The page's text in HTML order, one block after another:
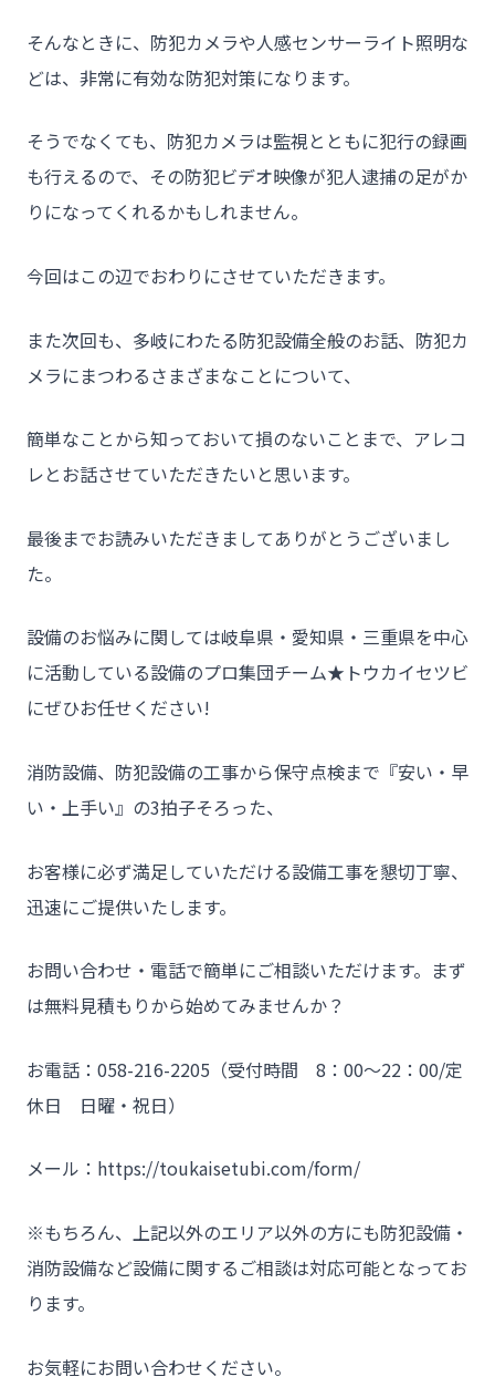
そんなときに、防犯カメラや人感センサーライト照明な
どは、非常に有効な防犯対策になります。
そうでなくても、防犯カメラは監視とともに犯行の録画
も行えるので、その防犯ビデオ映像が犯人逮捕の足がか
りになってくれるかもしれません。
今回はこの辺でおわりにさせていただきます。
また次回も、多岐にわたる防犯設備全般のお話、防犯カ
メラにまつわるさまざまなことについて、
簡単なことから知っておいて損のないことまで、アレコ
レとお話させていただきたいと思います。
最後までお読みいただきましてありがとうございまし
た。
設備のお悩みに関しては岐阜県・愛知県・三重県を中心
に活動している設備のプロ集団チーム★トウカイセツビ
にぜひお任せください!
消防設備、防犯設備の工事から保守点検まで『安い・早
い・上手い』の3拍子そろった、
お客様に必ず満足していただける設備工事を懇切丁寧、
迅速にご提供いたします。
お問い合わせ・電話で簡単にご相談いただけます。まず
は無料見積もりから始めてみませんか？
お電話：058-216-2205（受付時間 8：00～22：00/定
休日 日曜・祝日）
メール：https://toukaisetubi.com/form/
※もちろん、上記以外のエリア以外の方にも防犯設備・
消防設備など設備に関するご相談は対応可能となってお
ります。
お気軽にお問い合わせください。